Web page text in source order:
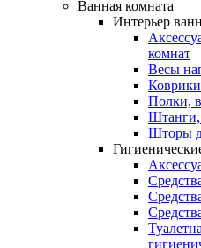
Ванная комната
Интерьер
комнат
Весы
Полки,
Штанги,
Шторы